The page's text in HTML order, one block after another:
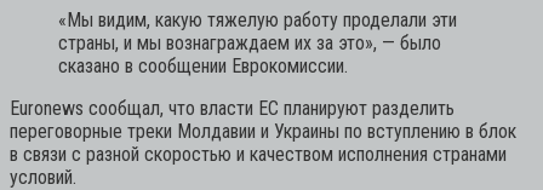
«Мы видим, какую тяжелую работу проделали эти
страны, и мы вознаграждаем их за это», — было
сказано в сообщении Еврокомиссии.
Euronews сообщал, что власти ЕС планируют разделить
переговорные треки Молдавии и Украины по вступлению в блок
в связи с разной скоростью и качеством исполнения странами
условий.